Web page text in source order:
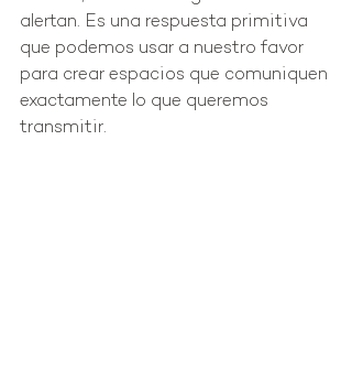
alertan. Es una respuesta primitiva
que podemos usar a nuestro favor
para crear espacios que comuniquen
exactamente lo que queremos
transmitir.